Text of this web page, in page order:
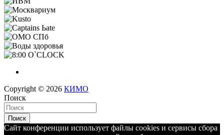
Copyright © 2026 КИМО
Поиск
Поиск
Сайт конференции использует файлы cookies и сервисы сбора